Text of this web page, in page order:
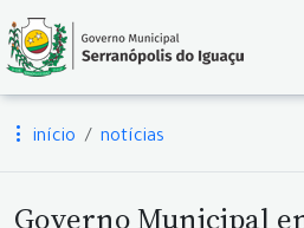
início notícias
Governo Municipal